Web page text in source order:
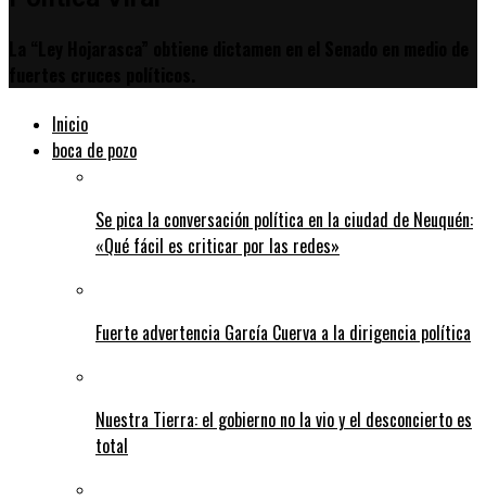
Inicio
boca de pozo
Se pica la conversación política en la ciudad de Neuquén:
«Qué fácil es criticar por las redes»
Fuerte advertencia García Cuerva a la dirigencia política
Nuestra Tierra: el gobierno no la vio y el desconcierto es
total